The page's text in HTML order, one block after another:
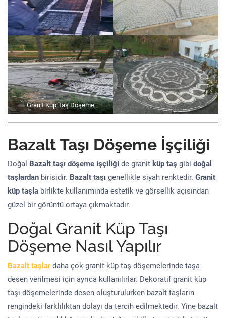
Granit Küp Taş Döşeme
Bazalt Taşı Döşeme İşçiliği
Doğal Bazalt taşı döşeme işçiliği de granit küp taş gibi doğal
taşlardan birisidir. Bazalt taşı genellikle siyah renktedir. Granit
küp taşla birlikte kullanımında estetik ve görsellik açısından
güzel bir görüntü ortaya çıkmaktadır.
Doğal Granit Küp Taşı
Döşeme Nasıl Yapılır
Bazalt taşlardaha çok granit küp taş döşemelerinde taşa
desen verilmesi için ayrıca kullanılırlar. Dekoratif granit küp
taşı döşemelerinde desen oluşturulurken bazalt taşların
rengindeki farklılıktan dolayı da tercih edilmektedir. Yine bazalt